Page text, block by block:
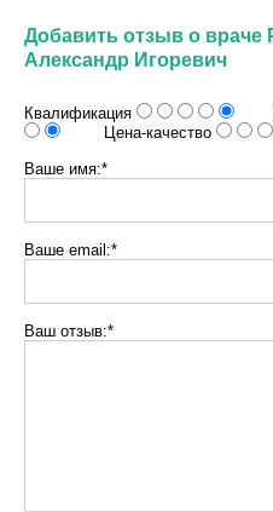
Добавить отзыв о враче
Александр Игоревич
Квалификация
Цена-качество
Ваше имя:*
Ваше email:*
Ваш отзыв:*